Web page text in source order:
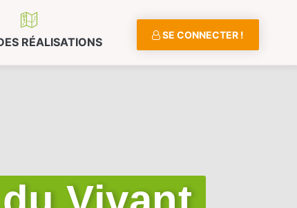
RÉALISATIONS
SE CONNECTER !